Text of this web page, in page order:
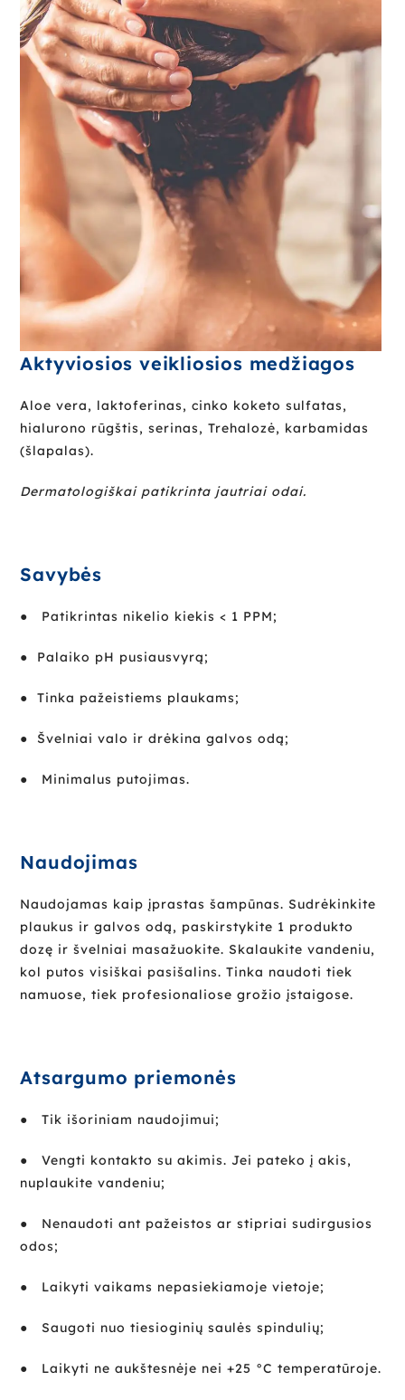
Aktyviosios veikliosios medžiagos
Aloe vera, laktoferinas, cinko koketo sulfatas,
hialurono rūgštis, serinas, Trehalozė, karbamidas
(šlapalas).
Dermatologiškai patikrinta jautriai odai.
Savybės
● Patikrintas nikelio kiekis < 1 PPM;
● Palaiko pH pusiausvyrą;
● Tinka pažeistiems plaukams;
● Švelniai valo ir drėkina galvos odą;
● Minimalus putojimas.
Naudojimas
Naudojamas kaip įprastas šampūnas. Sudrėkinkite
plaukus ir galvos odą, paskirstykite 1 produkto
dozę ir švelniai masažuokite. Skalaukite vandeniu,
kol putos visiškai pasišalins. Tinka naudoti tiek
namuose, tiek profesionaliose grožio įstaigose.
Atsargumo priemonės
● Tik išoriniam naudojimui;
● Vengti kontakto su akimis. Jei pateko į akis,
nuplaukite vandeniu;
● Nenaudoti ant pažeistos ar stipriai sudirgusios
odos;
● Laikyti vaikams nepasiekiamoje vietoje;
● Saugoti nuo tiesioginių saulės spindulių;
● Laikyti ne aukštesnėje nei +25 °C temperatūroje.